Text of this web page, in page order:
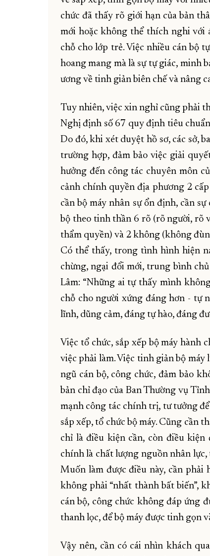
chức đã thấy rõ giới hạn của bản
mới hoặc không thể thích nghi với
chỗ cho lớp trẻ. Việc nhiều cán bộ
hoang mang mà là sự tự giác, minh
ương về tinh giản biên chế và nâng
Tuy nhiên, việc xin nghỉ cũng phải
Nghị định số 67 quy định tiêu
Do đó, khi xét duyệt hồ sơ, các sở,
trường hợp, đảm bảo việc giải
hưởng đến công tác chuyên môn
cảnh chính quyền địa phương 2
cần bộ máy nhân sự ổn định, cần
bộ theo tinh thần 6 rõ (rõ người, rõ
thẩm quyền) và 2 không (không
Có thể thấy, trong tình hình hiện
chừng, ngại đổi mới, trung bình
Lâm: “Những ai tự thấy mình
chỗ cho người xứng đáng hơn - tự
lĩnh, dũng cảm, đáng tự hào, đáng
Việc tổ chức, sắp xếp bộ máy
việc phải làm. Việc tinh giản bộ
ngũ cán bộ, công chức, đảm bảo
bản chỉ đạo của Ban Thường vụ
mạnh công tác chính trị, tư tưởng
sắp xếp, tổ chức bộ máy. Cũng cần
chỉ là điều kiện cần, còn điều kiện
chính là chất lượng nguồn nhân lực,
Muốn làm được điều này, cần phải
không phải “nhất thành bất biến”,
cán bộ, công chức không đáp ứng
thanh lọc, để bộ máy được tinh gọn
Vậy nên, cần có cái nhìn khách